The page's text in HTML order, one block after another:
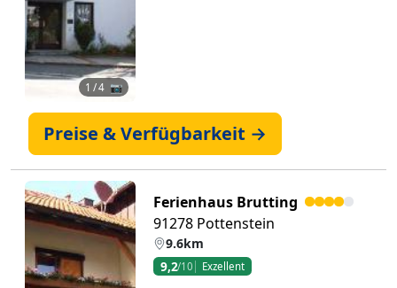
1 / 4 📷
Preise & Verfügbarkeit →
Ferienhaus Brutting
91278 Pottenstein
9.6km
9,2/10 Exzellent